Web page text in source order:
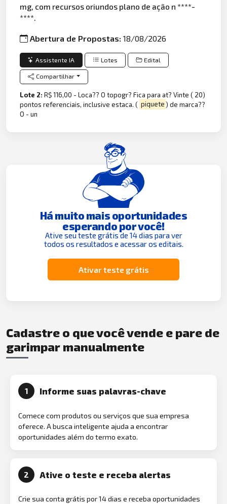
mg, com recursos oriundos plano de ação n ****-
****.
Abertura de Propostas:18/08/2026
Assistente IA Lotes Edital
Compartilhar
Lote 2:R$ 116,00 - Loca?? O topogr? Fica para at? Vinte ( 20)
pontos referenciais, inclusive estaca. ( piquete) de marca??
O - un
Há muito mais oportunidades
esperando por você!
Ative seu teste grátis de 14 dias para ver
todos os resultados e acessar os editais.
Ativar teste grátis
Cadastre o que você vende e pare de
garimpar manualmente
1 Informe suas palavras-chave
Comece com produtos ou serviços que sua empresa
oferece. A busca inteligente ajuda a encontrar
oportunidades além do termo exato.
2 Ative o teste e receba alertas
Crie sua conta grátis por 14 dias e receba oportunidades